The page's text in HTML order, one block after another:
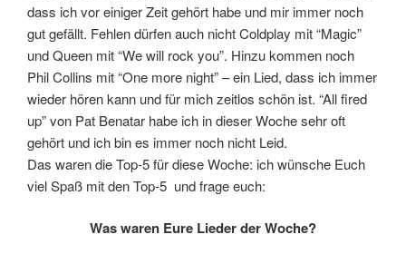
dass ich vor einiger Zeit gehört habe und mir immer noch
gut gefällt. Fehlen dürfen auch nicht Coldplay mit “Magic”
und Queen mit “We will rock you”. Hinzu kommen noch
Phil Collins mit “One more night” – ein Lied, dass ich immer
wieder hören kann und für mich zeitlos schön ist. “All fired
up” von Pat Benatar habe ich in dieser Woche sehr oft
gehört und ich bin es immer noch nicht Leid.
Das waren die Top-5 für diese Woche: ich wünsche Euch
viel Spaß mit den Top-5 und frage euch:
Was waren Eure Lieder der Woche?